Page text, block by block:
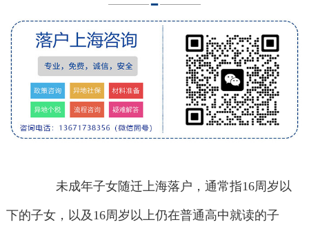
未成年子女随迁上海落户，通常指16周岁以
下的子女，以及16周岁以上仍在普通高中就读的子